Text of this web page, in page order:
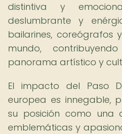
distintiva y
deslumbrante y
bailarines, coreógrafos
mundo,
panorama artístico y
El impacto del Paso
europea es innegable,
su posición como una
emblemáticas y